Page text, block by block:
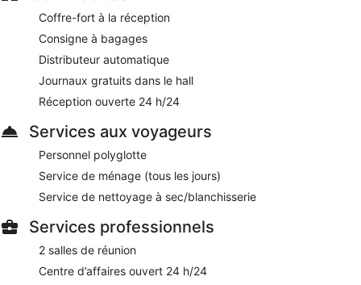
Les animaux de compagnie sont admis moyennant un
supplément
Des services et équipements sont disponibles pour
gamelles pour l'eau et la nourriture
communs. Un centre d'affaires ouvert 24 h/24 et 2 des salles
de réunion sont mis à la disposition des voyageurs d'affaires.
L'hébergement abrite un bar / salon, l'idéal pour siroter un
cocktail après une journée de visites. Très pratique pour les
voyages d'affaires, Leonardo Hotel Zurich Airport offre
également une salle de fitness, un distributeur automatique
Moyennant un supplément, un parking est disponible.
Cet hôtel 4 de Kloten est non-fumeurs.
Moyennant un supplément, les clients peuvent bénéficier
Coffre-fort à la réception
Consigne à bagages
Distributeur automatique
Journaux gratuits dans le hall
Réception ouverte 24 h/24
Services aux voyageurs
Personnel polyglotte
Service de ménage (tous les jours)
Service de nettoyage à sec/blanchisserie
Services professionnels
2 salles de réunion
Centre d’affaires ouvert 24 h/24